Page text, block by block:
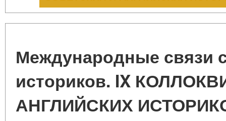
Международные связи
историков. IX
АНГЛИЙСКИХ